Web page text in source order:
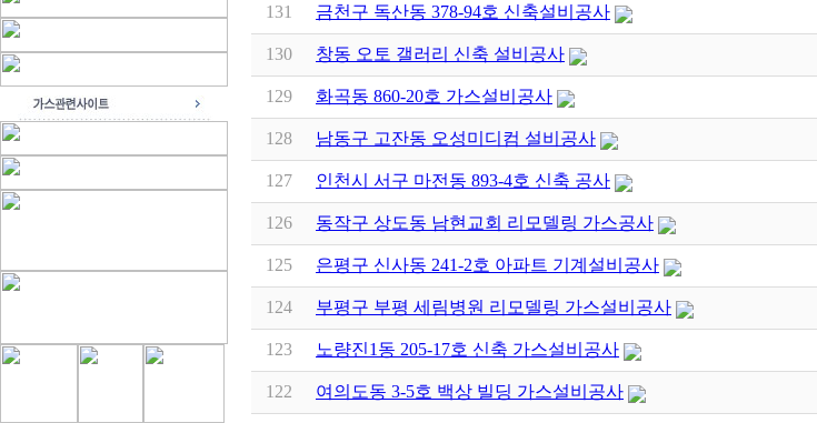
131 금천구 독산동 378-94호 신축설비공사
130 창동 오토 갤러리 신축 설비공사
129 화곡동 860-20호 가스설비공사
128 남동구 고잔동 오성미디컴 설비공사
127 인천시 서구 마전동 893-4호 신축 공사
126 동작구 상도동 남현교회 리모델링 가스공사
125 은평구 신사동 241-2호 아파트 기계설비공사
124 부평구 부평 세림병원 리모델링 가스설비공사
123 노량진1동 205-17호 신축 가스설비공사
122 여의도동 3-5호 백상 빌딩 가스설비공사